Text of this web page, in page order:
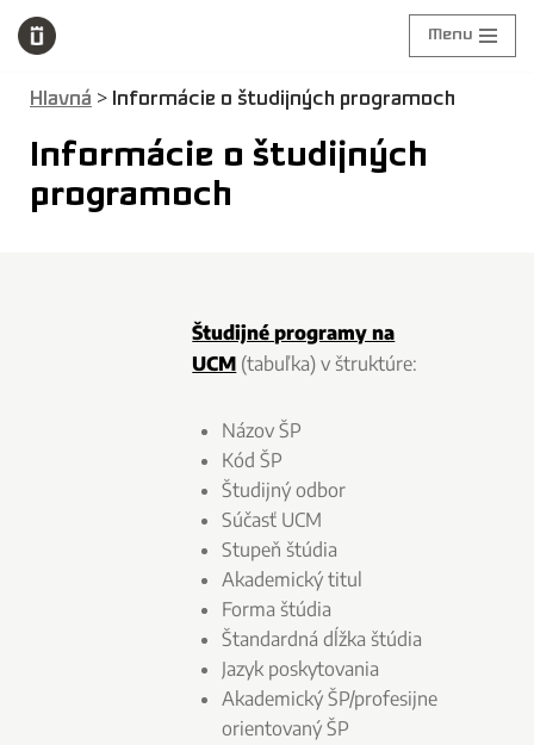
na
Menu
Hlavná > Informácie o študijných programoch
Informácie o študijných
programoch
Študijné programy na
UCM (tabuľka) v štruktúre:
Názov ŠP
Kód ŠP
Študijný odbor
Súčasť UCM
Stupeň štúdia
Akademický titul
Forma štúdia
Štandardná dĺžka štúdia
Jazyk poskytovania
Akademický ŠP/profesijne
orientovaný ŠP